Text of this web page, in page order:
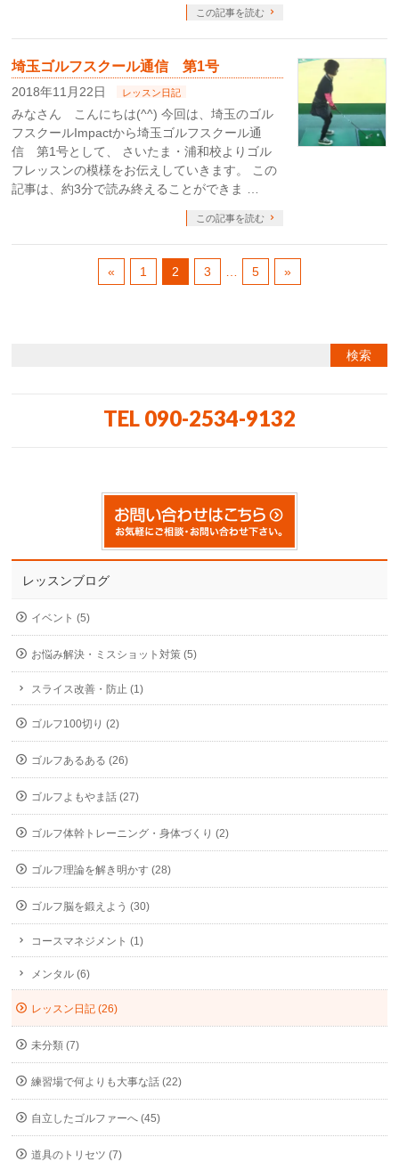
この記事を読む
埼玉ゴルフスクール通信 第1号
2018年11月22日 レッスン日記
みなさん こんにちは(^^) 今回は、埼玉のゴル
フスクールImpactから埼玉ゴルフスクール通
信 第1号として、 さいたま・浦和校よりゴル
フレッスンの模様をお伝えしていきます。 この
記事は、約3分で読み終えることができま …
この記事を読む
« 1 2 3 5 »
TEL 090-2534-9132
レッスンブログ
イベント (5)
お悩み解決・ミスショット対策 (5)
スライス改善・防止 (1)
ゴルフ100切り (2)
ゴルフあるある (26)
ゴルフよもやま話 (27)
ゴルフ体幹トレーニング・身体づくり (2)
ゴルフ理論を解き明かす (28)
ゴルフ脳を鍛えよう (30)
コースマネジメント (1)
メンタル (6)
レッスン日記 (26)
未分類 (7)
練習場で何よりも大事な話 (22)
自立したゴルファーへ (45)
道具のトリセツ (7)